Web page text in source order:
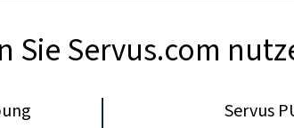
Sie Servus.com
Servus